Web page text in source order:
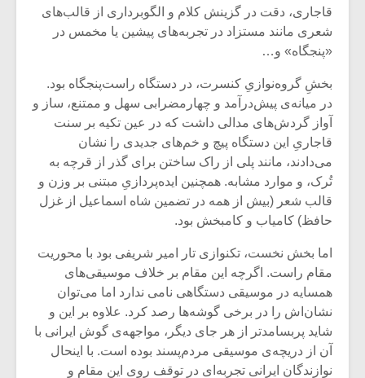
قاجاری، دقت در گزینش کلام و الگوبرداری از قالب‌های
شعری مانند مستزاد در تجربه‌های پیشین یا مخمس در
«پنجگاه» و…
بخشِ گروه‌نوازیِ کنسرت، در دستگاه راست‌پنجگاه بود.
در میانه‌ی پیش‌درآمد و چهارمضرابی سهل و ممتنع، ساز و
آواز گردش‌های مدالی داشت که در عین تکیه بر سنت
قاجاریِ این دستگاه پیچ و خم‌های جدیدی را نشان
می‌دادند، مانند پلی از راک ساختن برای گذر از قرچه به
تُرک، و موارد مشابه. همچنین ایده‌پردازیِ مبتنی بر وزن و
قالب شعر (بیش از همه در تضمین شاه اسماعیل از غزل
حافظ) کامیاب و کامبخش بود.
اما بخش نخست، تکنوازی تار امیر شریفی بود با محوریت
مقام راست. اگرچه این مقام بر خلاف موسیقی‌های
همسایه در موسیقی دستگاهی نامی ندارد اما می‌توان
نشان‌اش را در برخی گوشه‌ها رصد کرد. علاوه بر این و
شاید پربسامدتر از هر جای دیگر، مواجهه‌ی گوش ایرانی با
آن از دریچه‌ی موسیقی مردم‌پسند بوده است. با اینحال
نوازندگان ایرانی تجربه‌ای در توقف روی این مقام و
میکلوش روژا
یادداشتی بر موسیقی
متن فیلم «متری
شیش و نیم»
دوره
موسیقی